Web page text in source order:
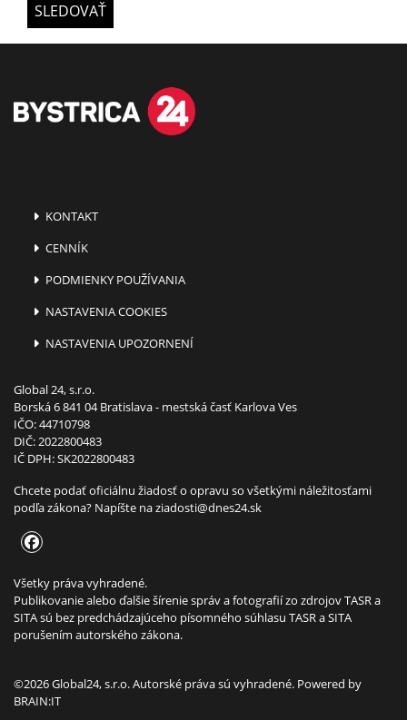
SLEDOVAŤ
KONTAKT
CENNÍK
PODMIENKY POUŽÍVANIA
NASTAVENIA COOKIES
NASTAVENIA UPOZORNENÍ
Global 24, s.r.o.
Borská 6 841 04 Bratislava - mestská časť Karlova Ves
IČO: 44710798
DIČ: 2022800483
IČ DPH: SK2022800483
Chcete podať oficiálnu žiadosť o opravu so všetkými náležitosťami
podľa zákona? Napíšte naziadosti@dnes24.sk
Všetky práva vyhradené.
Publikovanie alebo ďalšie šírenie správ a fotografií zo zdrojov TASR a
SITA sú bez predchádzajúceho písomného súhlasu TASR a SITA
porušením autorského zákona.
©2026 Global24, s.r.o. Autorské práva sú vyhradené. Powered by
BRAIN:IT